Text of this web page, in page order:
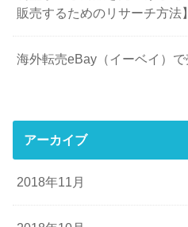
販売するためのリサーチ方法】
海外転売eBay（イーベイ）
アーカイブ
2018年11月